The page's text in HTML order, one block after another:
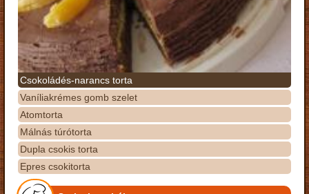
Csokoládés-narancs torta
Vaníliakrémes gomb szelet
Atomtorta
Málnás túrótorta
Dupla csokis torta
Epres csokitorta